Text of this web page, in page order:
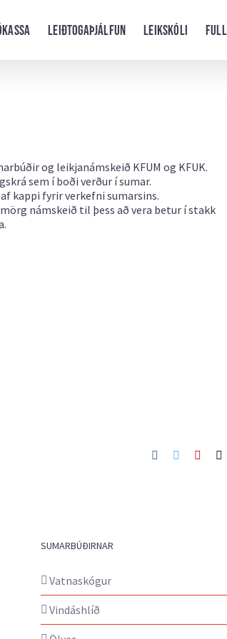
Leiðtogaþjálfun Leikskóli
og leikjanámskeið KFUM og KFUK.
sem í boði verður í sumar.
kappi fyrir verkefni sumarsins.
námskeið til þess að vera betur í stakk
Facebook
Twitter
SUMARBÚÐIRNAR
Vatnaskógur
Vindáshlíð